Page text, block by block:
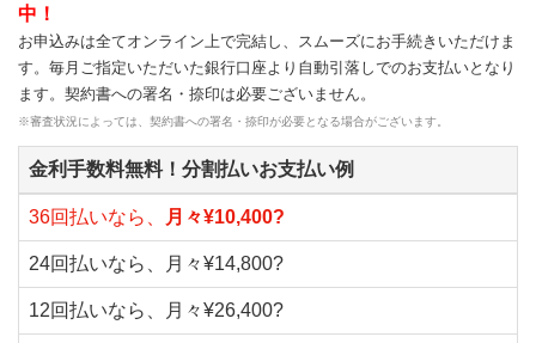
中！
お申込みは全てオンライン上で完結し、スムーズにお手続きいただけま
す。毎月ご指定いただいた銀行口座より自動引落しでのお支払いとなり
ます。契約書への署名・捺印は必要ございません。
※審査状況によっては、契約書への署名・捺印が必要となる場合がございます。
金利手数料無料！分割払いお支払い例
36回払いなら、 月々¥10,400?
24回払いなら、月々¥14,800?
12回払いなら、月々¥26,400?